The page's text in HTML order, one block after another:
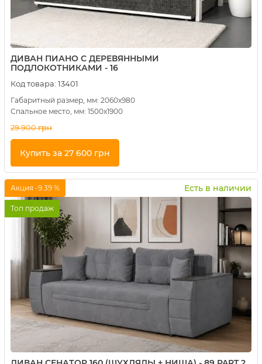
ДИВАН ПИАНО С ДЕРЕВЯННЫМИ
ПОДЛОКОТНИКАМИ - 16
Код товара: 13401
Габаритный размер, мм: 2060x980
Спальное место, мм: 1500x1900
29 900грн
Купить за 27 600 грн
Купить в 1 клик
Есть в наличии
Акция -9.39 %
Топ продаж